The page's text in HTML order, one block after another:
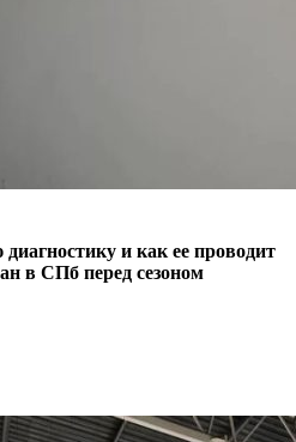
и как ее проводит
в СПб перед сезоном